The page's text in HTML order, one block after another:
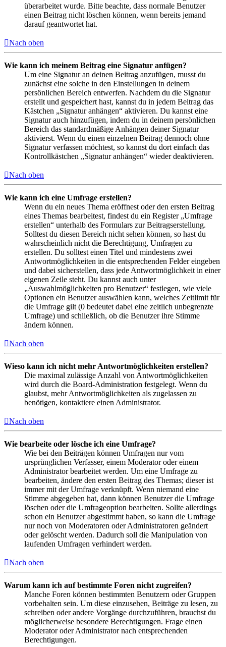
überarbeitet wurde. Bitte beachte, dass normale Benutzer
einen Beitrag nicht löschen können, wenn bereits jemand
darauf geantwortet hat.
Nach oben
Wie kann ich meinem Beitrag eine Signatur anfügen?
Um eine Signatur an deinen Beitrag anzufügen, musst du
zunächst eine solche in den Einstellungen in deinem
persönlichen Bereich entwerfen. Nachdem du die Signatur
erstellt und gespeichert hast, kannst du in jedem Beitrag das
Kästchen „Signatur anhängen“ aktivieren. Du kannst eine
Signatur auch hinzufügen, indem du in deinem persönlichen
Bereich das standardmäßige Anhängen deiner Signatur
aktivierst. Wenn du einen einzelnen Beitrag dennoch ohne
Signatur verfassen möchtest, so kannst du dort einfach das
Kontrollkästchen „Signatur anhängen“ wieder deaktivieren.
Nach oben
Wie kann ich eine Umfrage erstellen?
Wenn du ein neues Thema eröffnest oder den ersten Beitrag
eines Themas bearbeitest, findest du ein Register „Umfrage
erstellen“ unterhalb des Formulars zur Beitragserstellung.
Solltest du diesen Bereich nicht sehen können, so hast du
wahrscheinlich nicht die Berechtigung, Umfragen zu
erstellen. Du solltest einen Titel und mindestens zwei
Antwortmöglichkeiten in die entsprechenden Felder eingeben
und dabei sicherstellen, dass jede Antwortmöglichkeit in einer
eigenen Zeile steht. Du kannst auch unter
„Auswahlmöglichkeiten pro Benutzer“ festlegen, wie viele
Optionen ein Benutzer auswählen kann, welches Zeitlimit für
die Umfrage gilt (0 bedeutet dabei eine zeitlich unbegrenzte
Umfrage) und schließlich, ob die Benutzer ihre Stimme
ändern können.
Nach oben
Wieso kann ich nicht mehr Antwortmöglichkeiten erstellen?
Die maximal zulässige Anzahl von Antwortmöglichkeiten
wird durch die Board-Administration festgelegt. Wenn du
glaubst, mehr Antwortmöglichkeiten als zugelassen zu
benötigen, kontaktiere einen Administrator.
Nach oben
Wie bearbeite oder lösche ich eine Umfrage?
Wie bei den Beiträgen können Umfragen nur vom
ursprünglichen Verfasser, einem Moderator oder einem
Administrator bearbeitet werden. Um eine Umfrage zu
bearbeiten, ändere den ersten Beitrag des Themas; dieser ist
immer mit der Umfrage verknüpft. Wenn niemand eine
Stimme abgegeben hat, dann können Benutzer die Umfrage
löschen oder die Umfrageoption bearbeiten. Sollte allerdings
schon ein Benutzer abgestimmt haben, so kann die Umfrage
nur noch von Moderatoren oder Administratoren geändert
oder gelöscht werden. Dadurch soll die Manipulation von
laufenden Umfragen verhindert werden.
Nach oben
Warum kann ich auf bestimmte Foren nicht zugreifen?
Manche Foren können bestimmten Benutzern oder Gruppen
vorbehalten sein. Um diese einzusehen, Beiträge zu lesen, zu
schreiben oder andere Vorgänge durchzuführen, brauchst du
möglicherweise besondere Berechtigungen. Frage einen
Moderator oder Administrator nach entsprechenden
Berechtigungen.